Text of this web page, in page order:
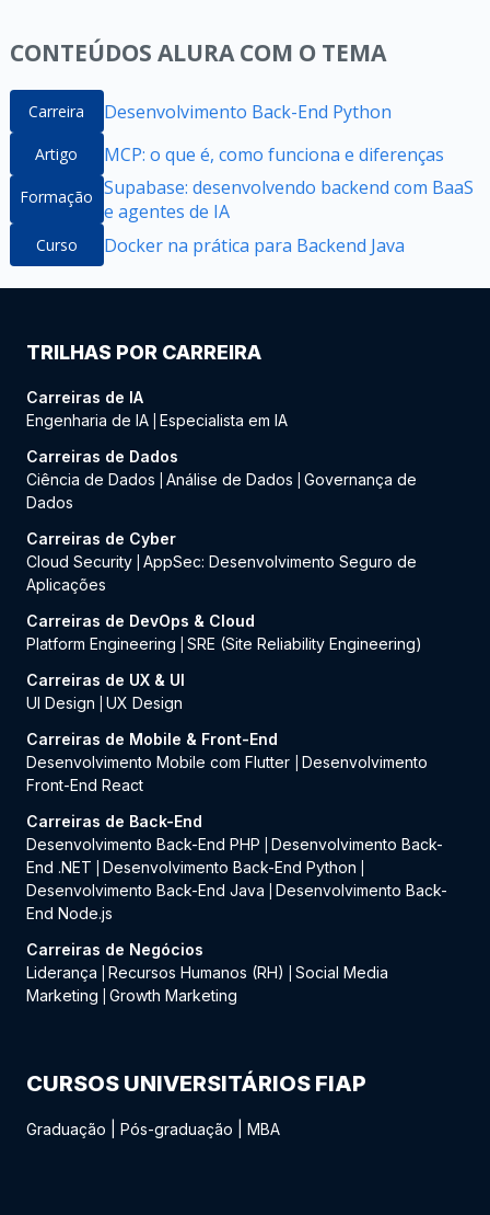
CONTEÚDOS ALURA COM O TEMA
Carreira Desenvolvimento Back-End Python
Artigo MCP: o que é, como funciona e diferenças
Formação Supabase: desenvolvendo backend com BaaS
e agentes de IA
Curso Docker na prática para Backend Java
TRILHAS POR CARREIRA
Carreiras de IA
Engenharia de IA Especialista em IA
Carreiras de Dados
Ciência de Dados
Análise de Dados
Governança de
Dados
Carreiras de Cyber
Cloud Security AppSec: Desenvolvimento Seguro de
Aplicações
Carreiras de DevOps & Cloud
Platform Engineering
SRE (Site Reliability Engineering)
Carreiras de UX & UI
UI Design
UX Design
Carreiras de Mobile & Front-End
Desenvolvimento Mobile com Flutter
Desenvolvimento
Front-End React
Carreiras de Back-End
Desenvolvimento Back-End PHP
Desenvolvimento Back-
End .NET
Desenvolvimento Back-End Python
Desenvolvimento Back-End Java
Desenvolvimento Back-
End Node.js
Carreiras de Negócios
Liderança
Recursos Humanos (RH)
Social Media
Marketing
Growth Marketing
CURSOS UNIVERSITÁRIOS FIAP
Graduação Pós-graduação MBA